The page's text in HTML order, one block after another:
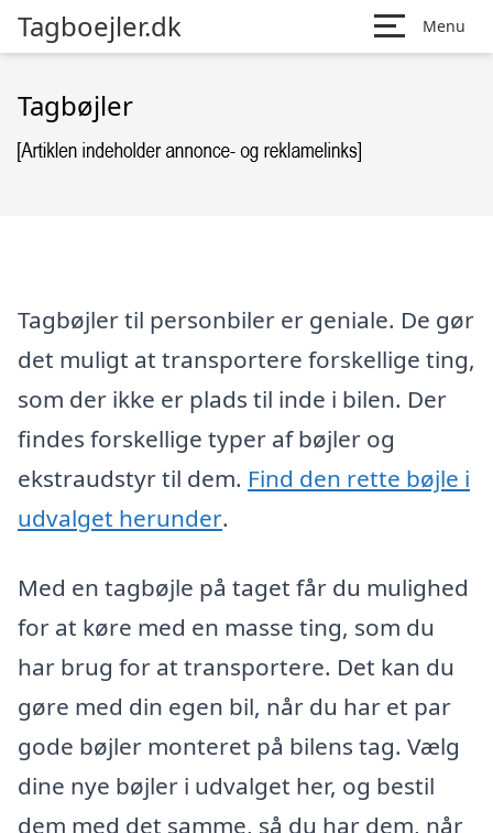
Tagboejler.dk Menu
Tagbøjler
Tagbøjler til personbiler er geniale. De gør
det muligt at transportere forskellige ting,
som der ikke er plads til inde i bilen. Der
findes forskellige typer af bøjler og
ekstraudstyr til dem. Find den rette bøjle i
udvalget herunder.
Med en tagbøjle på taget får du mulighed
for at køre med en masse ting, som du
har brug for at transportere. Det kan du
gøre med din egen bil, når du har et par
gode bøjler monteret på bilens tag. Vælg
dine nye bøjler i udvalget her, og bestil
dem med det samme, så du har dem, når